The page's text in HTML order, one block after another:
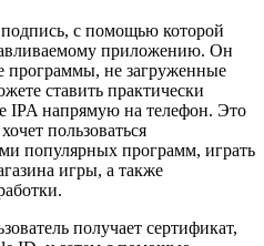
с помощью которой
приложению. Он
программы, не загруженные
ставить практически
IPA напрямую на телефон. Это
пользоваться
популярных программ, играть
игры, а также
получает сертификат,